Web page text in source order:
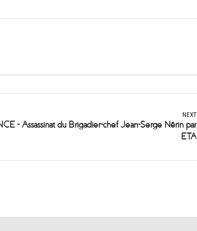
NEXT
- Assassinat du Brigadier-chef Jean-Serge Nérin par
ETA